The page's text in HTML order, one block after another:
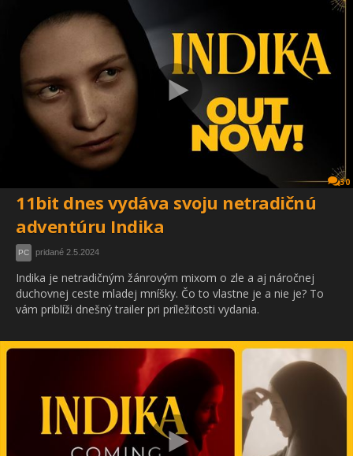
30
11bit dnes vydáva svoju netradičnú
adventúru Indika
PC pridané 2.5.2024
Indika je netradičným žánrovým mixom o zle a aj náročnej
duchovnej ceste mladej mníšky. Čo to vlastne je a nie je? To
vám priblíži dnešný trailer pri príležitosti vydania.